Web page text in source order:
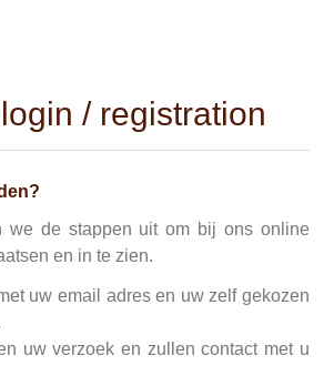
/ registration
we de stappen uit om bij ons online
en in te zien.
uw email adres en uw zelf gekozen
uw verzoek en zullen contact met u